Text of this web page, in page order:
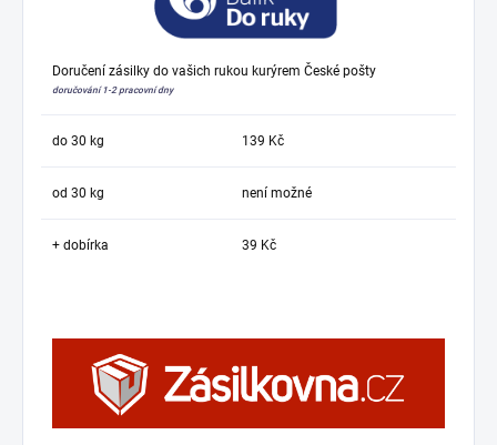
Doručení zásilky do vašich rukou kurýrem České pošty
doručování 1-2 pracovní dny
do 30 kg 139 Kč
od 30 kg není možné
+ dobírka 39 Kč